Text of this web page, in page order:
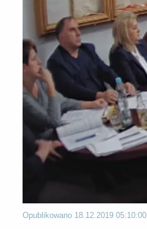
Opublikowano 18.12.2019 05:10:00